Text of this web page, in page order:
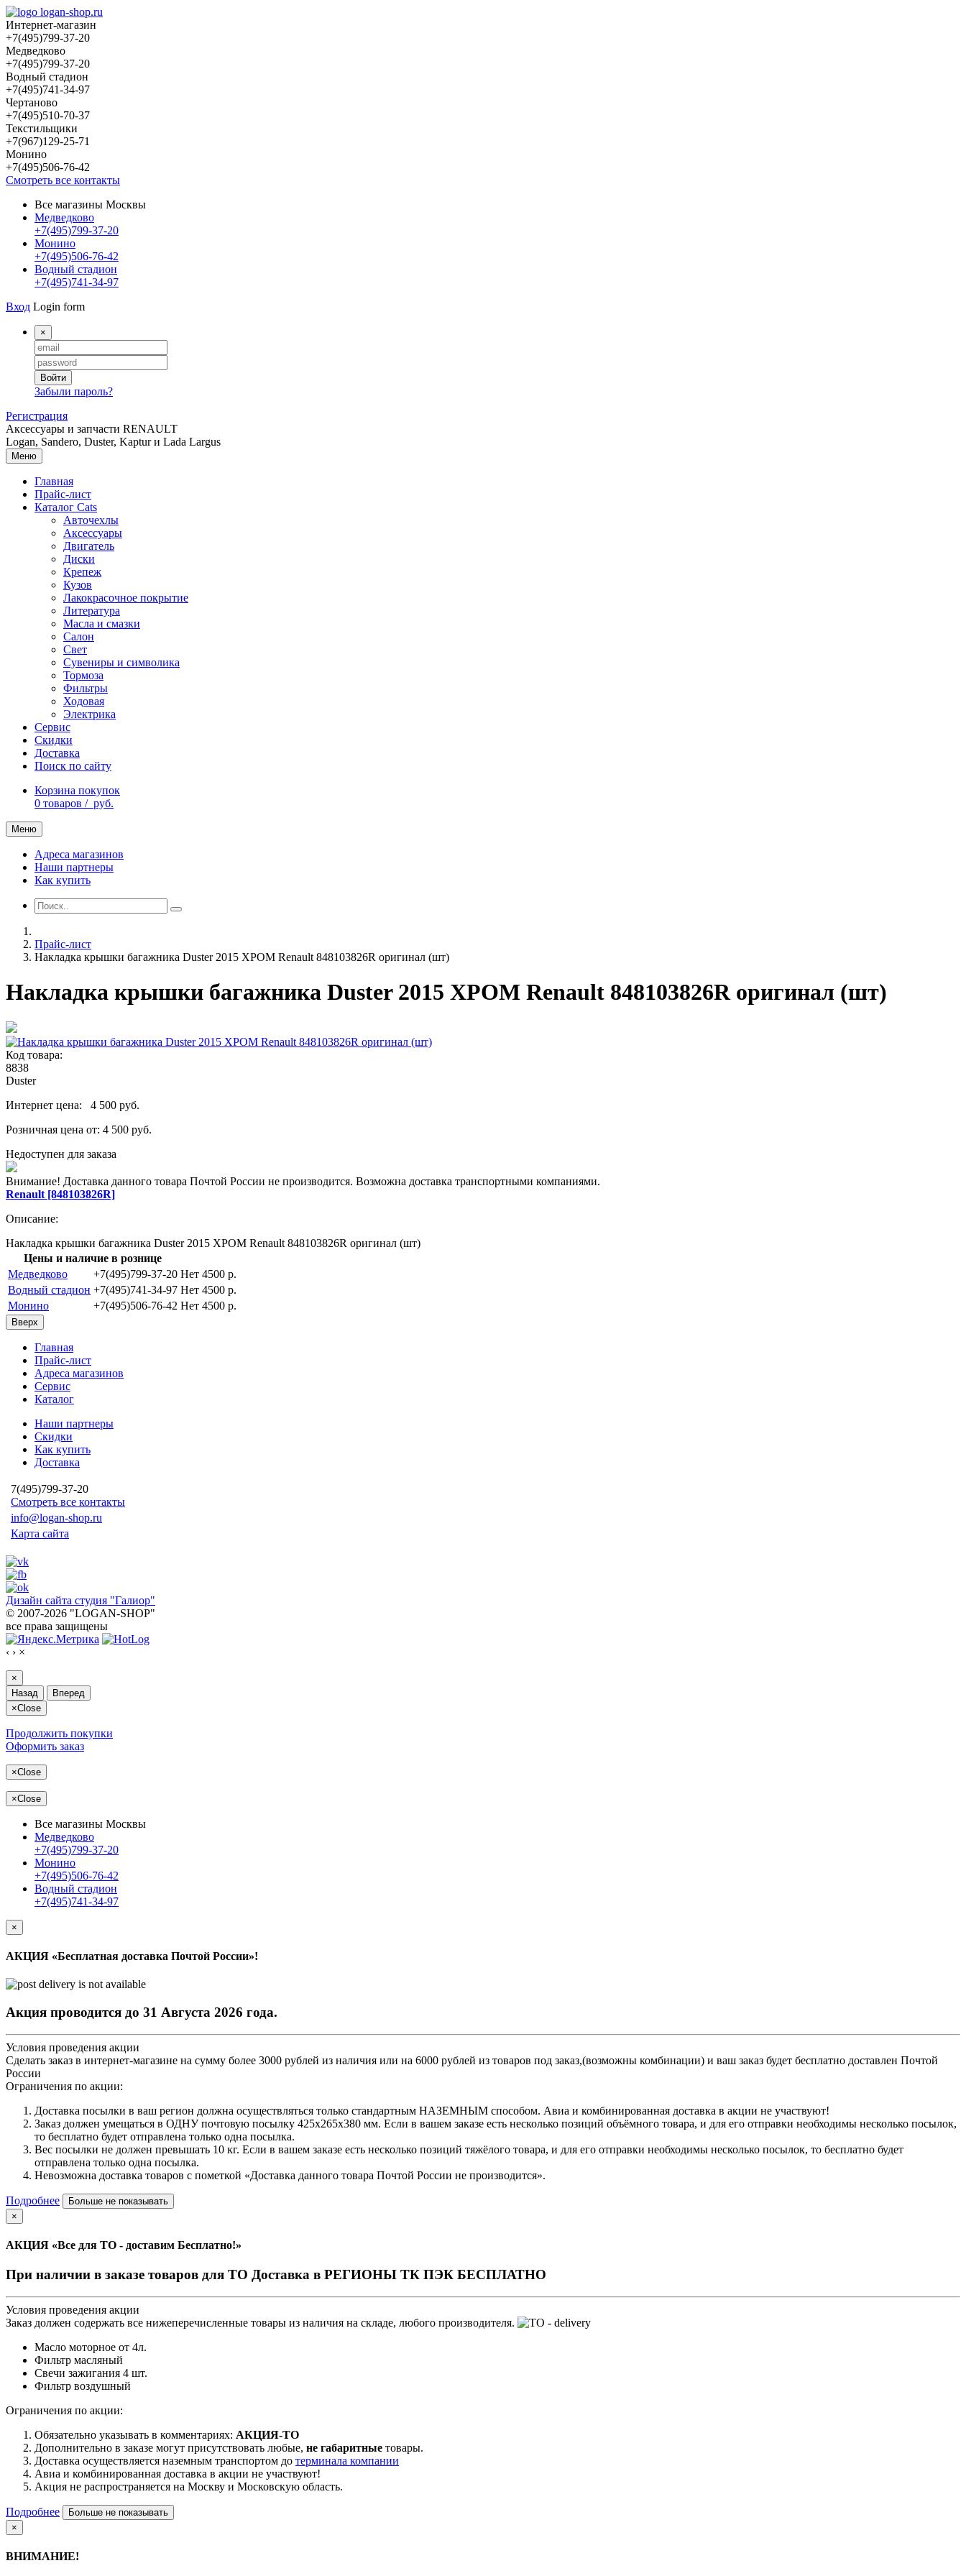
Интернет-магазин
+7(495)799-37-20
Медведково
+7(495)799-37-20
Водный стадион
+7(495)741-34-97
Чертаново
+7(495)510-70-37
Текстильщики
+7(967)129-25-71
Монино
+7(495)506-76-42
Смотреть все контакты
Все магазины Москвы
Медведково
+7(495)799-37-20
Монино
+7(495)506-76-42
Водный стадион
+7(495)741-34-97
Вход Login form
×
Войти
Забыли пароль?
Регистрация
Аксессуары и запчасти RENAULT
Logan, Sandero, Duster, Kaptur и Lada Largus
Меню
Главная
Прайс-лист
Каталог Cats
Авточехлы
Аксессуары
Двигатель
Диски
Крепеж
Кузов
Лакокрасочное покрытие
Литература
Масла и смазки
Салон
Свет
Сувениры и символика
Тормоза
Фильтры
Ходовая
Электрика
Сервис
Скидки
Доставка
Поиск по сайту
Корзина покупок
0 товаров / руб.
Меню
Адреса магазинов
Наши партнеры
Как купить
Прайс-лист
Накладка крышки багажника Duster 2015 ХРОМ Renault 848103826R оригинал (шт)
Накладка крышки багажника Duster 2015 ХРОМ Renault 848103826R оригинал (шт)
Код товара:
8838
Duster
Интернет цена: 4 500 руб.
Розничная цена от: 4 500 руб.
Недоступен для заказа
Внимание! Доставка данного товара Почтой России не производится. Возможна доставка транспортными компаниями.
Renault [848103826R]
Описание:
Накладка крышки багажника Duster 2015 ХРОМ Renault 848103826R оригинал (шт)
Цены и наличие в рознице
Медведково
+7(495)799-37-20 Нет 4500 p.
Водный стадион +7(495)741-34-97 Нет 4500 p.
Монино
+7(495)506-76-42 Нет 4500 p.
Вверх
Главная
Прайс-лист
Адреса магазинов
Сервис
Каталог
Наши партнеры
Скидки
Как купить
Доставка
7(495)799-37-20
Смотреть все контакты
info@logan-shop.ru
Карта сайта
Дизайн сайта студия "Галиор"
© 2007-2026 "LOGAN-SHOP"
все права защищены
‹ › ×
×
Назад
Вперед
×Close
Продолжить покупки
Оформить заказ
×Close
×Close
Все магазины Москвы
Медведково
+7(495)799-37-20
Монино
+7(495)506-76-42
Водный стадион
+7(495)741-34-97
×
АКЦИЯ «Бесплатная доставка Почтой России»!
Акция проводится до 31 Августа 2026 года.
Условия проведения акции
Сделать заказ в интернет-магазине на сумму более 3000 рублей из наличия или на 6000 рублей из товаров под заказ,(возможны комбинации) и ваш заказ будет бесплатно доставлен Почтой
России
Ограничения по акции:
Доставка посылки в ваш регион должна осуществляться только стандартным НАЗЕМНЫМ способом. Авиа и комбинированная доставка в акции не участвуют!
Заказ должен умещаться в ОДНУ почтовую посылку 425х265х380 мм. Если в вашем заказе есть несколько позиций объёмного товара, и для его отправки необходимы несколько посылок,
то бесплатно будет отправлена только одна посылка.
Вес посылки не должен превышать 10 кг. Если в вашем заказе есть несколько позиций тяжёлого товара, и для его отправки необходимы несколько посылок, то бесплатно будет
отправлена только одна посылка.
Невозможна доставка товаров с пометкой «Доставка данного товара Почтой России не производится».
Подробнее
Больше не показывать
×
АКЦИЯ «Все для ТО - доставим Бесплатно!»
При наличии в заказе товаров для ТО Доставка в РЕГИОНЫ ТК ПЭК БЕСПЛАТНО
Условия проведения акции
Заказ должен содержать все нижеперечисленные товары из наличия на складе, любого производителя.
Масло моторное от 4л.
Фильтр масляный
Свечи зажигания 4 шт.
Фильтр воздушный
Ограничения по акции:
Обязательно указывать в комментариях: АКЦИЯ-ТО
Дополнительно в заказе могут присутствовать любые, не габаритные товары.
Доставка осуществляется наземным транспортом до терминала компании
Авиа и комбинированная доставка в акции не участвуют!
Акция не распространяется на Москву и Московскую область.
Подробнее
Больше не показывать
×
ВНИМАНИЕ!